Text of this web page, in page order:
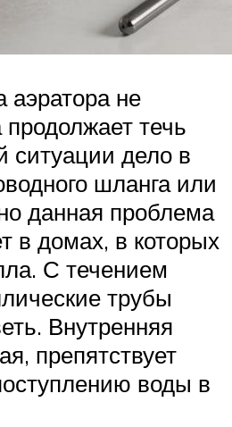
аэратора не
течь
ситуации дело в
шланга или
данная проблема
в домах, в которых
С течением
трубы
Внутренняя
препятствует
воды в